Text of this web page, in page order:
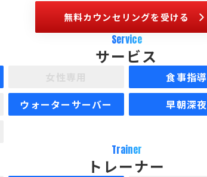
無料カウンセリングを受ける
Service
サービス
食事指導
ウォーターサーバー 早朝深夜
Trainer
トレーナー